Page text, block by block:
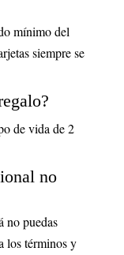
mínimo del
siempre se
de vida de 2
no
no puedas
los términos y